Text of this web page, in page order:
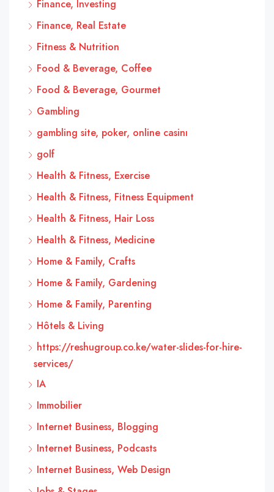
Finance, Investing
Finance, Real Estate
Fitness & Nutrition
Food & Beverage, Coffee
Food & Beverage, Gourmet
Gambling
gambling site, poker, online casinı
golf
Health & Fitness, Exercise
Health & Fitness, Fitness Equipment
Health & Fitness, Hair Loss
Health & Fitness, Medicine
Home & Family, Crafts
Home & Family, Gardening
Home & Family, Parenting
Hôtels & Living
https://reshugroup.co.ke/water-slides-for-hire-
services/
IA
Immobilier
Internet Business, Blogging
Internet Business, Podcasts
Internet Business, Web Design